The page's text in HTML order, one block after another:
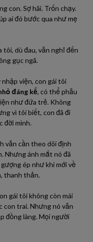
con. Sợ hãi. Trốn chạy.
ai đó bước qua như mẹ
tôi, dù đau, vẫn nghĩ đến
gục ngã.
viện, con gái tôi
đáng kể, có thể phẫu
như đứa trẻ. Không
vì tôi biết, con đã đi
đời mình.
vẫn cần theo dõi định
Nhưng ánh mắt nó đã
ép như khi mới về
thanh thản.
gái tôi không còn mái
con trai. Nhưng nó vẫn
đồng làng. Mọi người